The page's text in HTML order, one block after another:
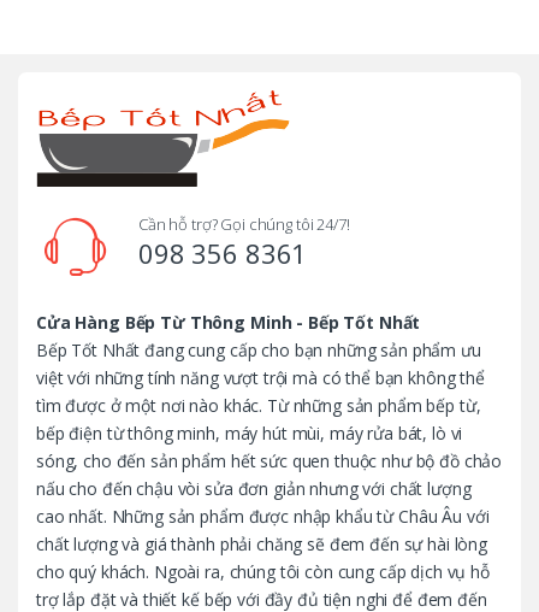
Cần hỗ trợ? Gọi chúng tôi 24/7!
098 356 8361
Cửa Hàng Bếp Từ Thông Minh - Bếp Tốt Nhất
Bếp Tốt Nhất đang cung cấp cho bạn những sản phẩm ưu
việt với những tính năng vượt trội mà có thể bạn không thể
tìm được ở một nơi nào khác. Từ những sản phẩm bếp từ,
bếp điện từ thông minh, máy hút mùi, máy rửa bát, lò vi
sóng, cho đến sản phẩm hết sức quen thuộc như bộ đồ chảo
nấu cho đến chậu vòi sửa đơn giản nhưng với chất lượng
cao nhất. Những sản phẩm được nhập khẩu từ Châu Âu với
chất lượng và giá thành phải chăng sẽ đem đến sự hài lòng
cho quý khách. Ngoài ra, chúng tôi còn cung cấp dịch vụ hỗ
trợ lắp đặt và thiết kế bếp với đầy đủ tiện nghi để đem đến